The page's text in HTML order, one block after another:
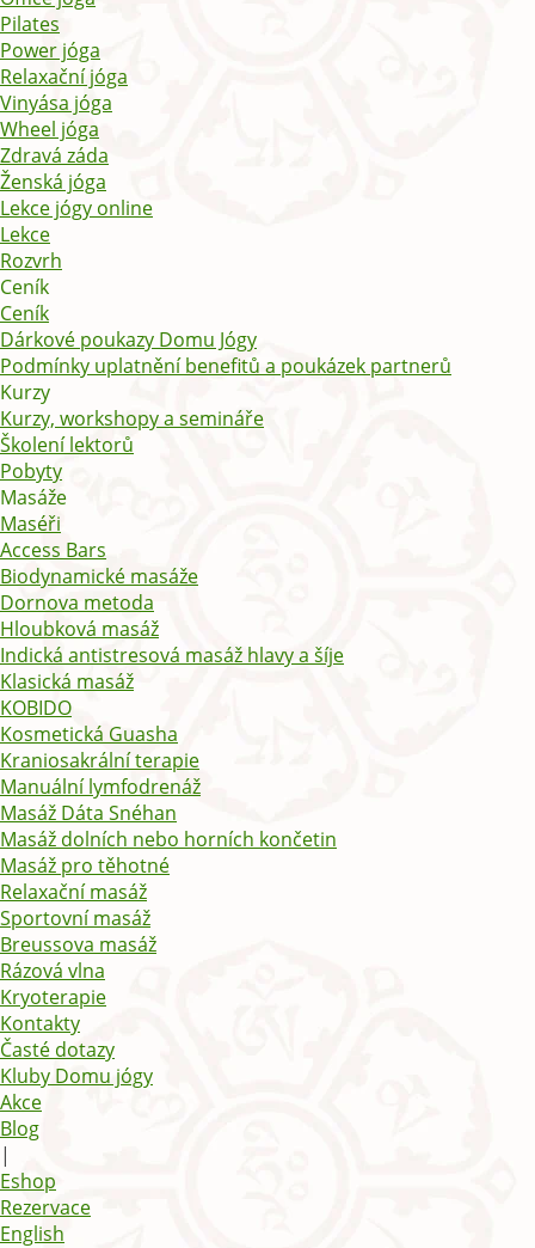
Pilates
Power jóga
Relaxační jóga
Vinyása jóga
Wheel jóga
Zdravá záda
Ženská jóga
Lekce jógy online
Lekce
Rozvrh
Ceník
Ceník
Dárkové poukazy Domu Jógy
Podmínky uplatnění benefitů a poukázek partnerů
Kurzy
Kurzy, workshopy a semináře
Školení lektorů
Pobyty
Masáže
Maséři
Access Bars
Biodynamické masáže
Dornova metoda
Hloubková masáž
Indická antistresová masáž hlavy a šíje
Klasická masáž
KOBIDO
Kosmetická Guasha
Kraniosakrální terapie
Manuální lymfodrenáž
Masáž Dáta Snéhan
Masáž dolních nebo horních končetin
Masáž pro těhotné
Relaxační masáž
Sportovní masáž
Breussova masáž
Rázová vlna
Kryoterapie
Kontakty
Časté dotazy
Kluby Domu jógy
Akce
Blog
|
Eshop
Rezervace
English